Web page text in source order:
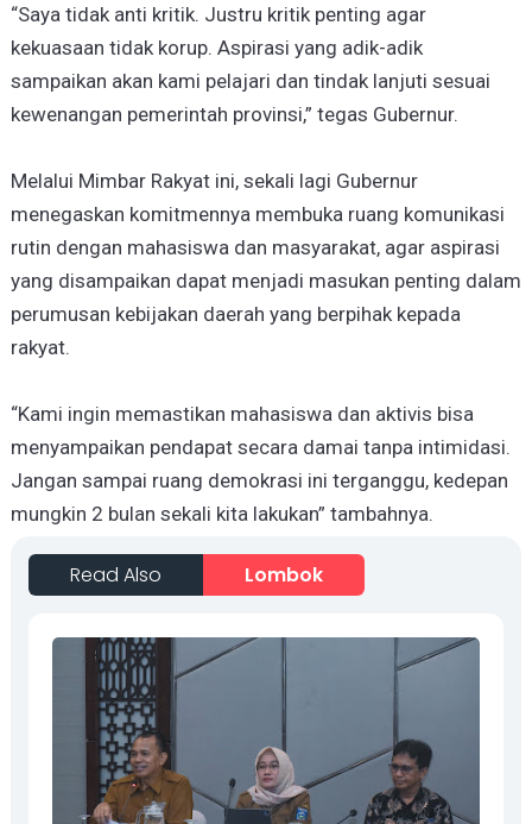
“Saya tidak anti kritik. Justru kritik penting agar
kekuasaan tidak korup. Aspirasi yang adik-adik
sampaikan akan kami pelajari dan tindak lanjuti sesuai
kewenangan pemerintah provinsi,” tegas Gubernur.
Melalui Mimbar Rakyat ini, sekali lagi Gubernur
menegaskan komitmennya membuka ruang komunikasi
rutin dengan mahasiswa dan masyarakat, agar aspirasi
yang disampaikan dapat menjadi masukan penting dalam
perumusan kebijakan daerah yang berpihak kepada
rakyat.
“Kami ingin memastikan mahasiswa dan aktivis bisa
menyampaikan pendapat secara damai tanpa intimidasi.
Jangan sampai ruang demokrasi ini terganggu, kedepan
mungkin 2 bulan sekali kita lakukan” tambahnya.
Read Also Lombok